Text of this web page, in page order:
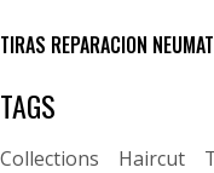
TIRAS REPARACION
TAGS
Collections Haircut